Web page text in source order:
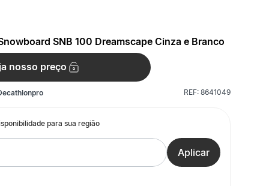
SNB 100 Dreamscape Cinza e Branco
nosso preço
REF: 8641049